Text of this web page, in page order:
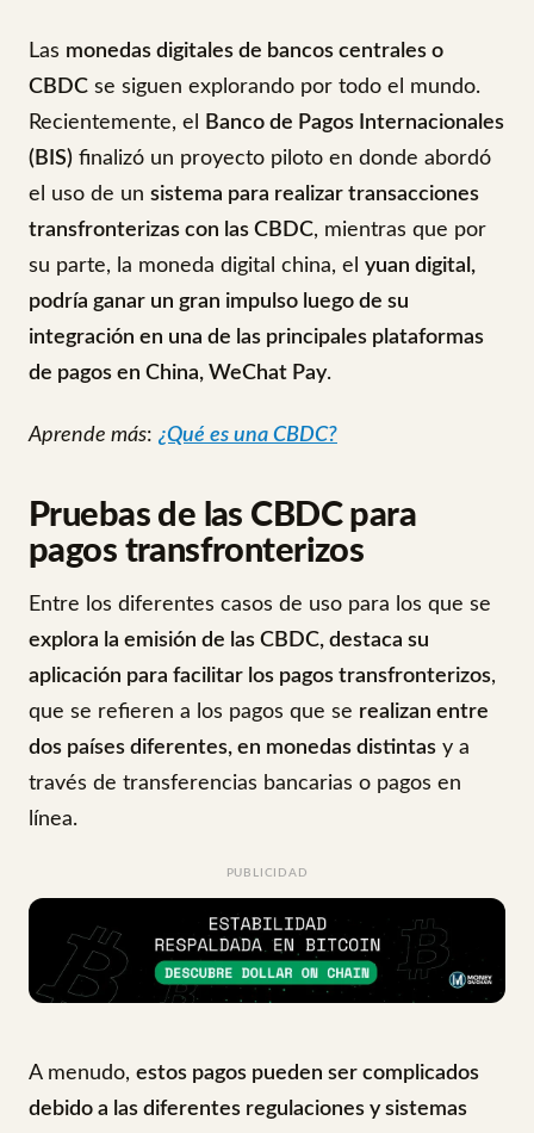
Las monedas digitales de bancos centrales o
CBDC se siguen explorando por todo el mundo.
Recientemente, el
Banco de Pagos Internacionales
(BIS) finalizó un proyecto piloto en donde abordó
el uso de un sistema para realizar transacciones
transfronterizas con las CBDC, mientras que por
su parte, la moneda digital china, el yuan digital,
podría ganar un gran impulso luego de su
integración en una de las principales plataformas
de pagos en China, WeChat Pay.
Aprende más: ¿Qué es una CBDC?
Pruebas de las CBDC para
pagos transfronterizos
Entre los diferentes casos de uso para los que se
explora la emisión de las CBDC, destaca su
aplicación para facilitar los pagos transfronterizos,
que se refieren a los pagos que se realizan entre
dos países diferentes, en monedas distintas y a
través de transferencias bancarias o pagos en
línea.
PUBLICIDAD
A menudo, estos pagos pueden ser complicados
debido a las diferentes regulaciones y sistemas